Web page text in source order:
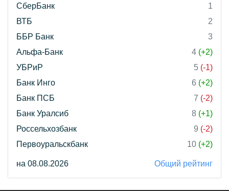
СберБанк
1
ВТБ
2
ББР Банк
3
Альфа-Банк
4 (+2)
УБРиР
5 (-1)
Банк Инго
6 (+2)
Банк ПСБ
7 (-2)
Банк Уралсиб
8 (+1)
Россельхозбанк
9 (-2)
Первоуральскбанк
10 (+2)
на 08.08.2026 Общий рейтинг